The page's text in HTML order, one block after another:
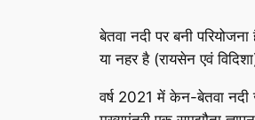
बेतवा नदी पर बनी
या नहर है (रायसेन एवं
वर्ष 2021 में केन-बेतवा